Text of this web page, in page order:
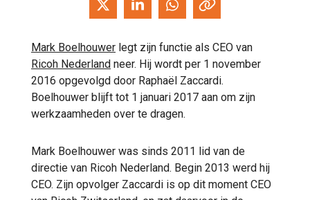
Mark Boelhouwer legt zijn functie als CEO van
Ricoh Nederland neer. Hij wordt per 1 november
2016 opgevolgd door Raphaël Zaccardi.
Boelhouwer blijft tot 1 januari 2017 aan om zijn
werkzaamheden over te dragen.
Mark Boelhouwer was sinds 2011 lid van de
directie van Ricoh Nederland. Begin 2013 werd hij
CEO. Zijn opvolger Zaccardi is op dit moment CEO